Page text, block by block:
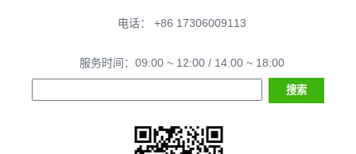
电话： +86 17306009113
服务时间：09:00 ~ 12:00 / 14:00 ~ 18:00